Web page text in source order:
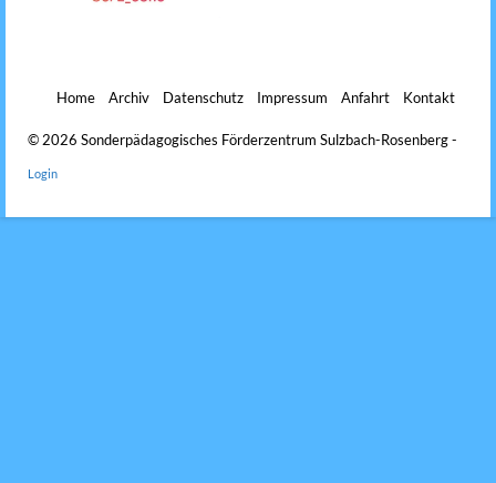
Home Archiv Datenschutz Impressum Anfahrt Kontakt
© 2026 Sonderpädagogisches Förderzentrum Sulzbach-Rosenberg -
Login